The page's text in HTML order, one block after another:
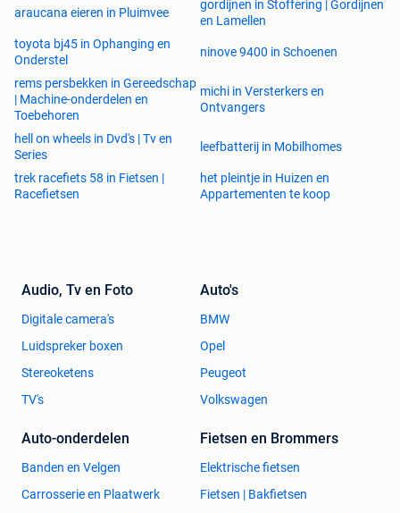
araucana eieren in Pluimvee
gordijnen in Stoffering | Gordijnen
en Lamellen
toyota bj45 in Ophanging en
Onderstel
ninove 9400 in Schoenen
rems persbekken in Gereedschap
| Machine-onderdelen en
Toebehoren
michi in Versterkers en
Ontvangers
hell on wheels in Dvd's | Tv en
Series
leefbatterij in Mobilhomes
trek racefiets 58 in Fietsen |
Racefietsen
het pleintje in Huizen en
Appartementen te koop
Audio, Tv en Foto
Digitale camera's
Luidspreker boxen
Stereoketens
TV's
Auto's
BMW
Opel
Peugeot
Volkswagen
Auto-onderdelen
Banden en Velgen
Carrosserie en Plaatwerk
Fietsen en Brommers
Elektrische fietsen
Fietsen | Bakfietsen